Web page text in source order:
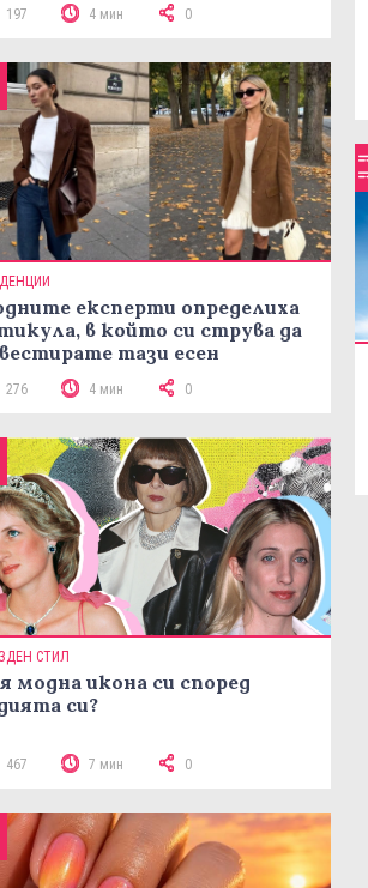
197 4 мин 0
експерти определиха
в който си струва да
тази есен
276 4 мин 0
СТИЛ
модна икона си според
си?
467 7 мин 0